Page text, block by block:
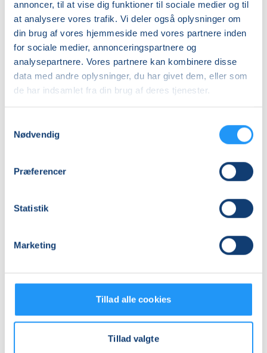
annoncer, til at vise dig funktioner til sociale medier og til
at analysere vores trafik. Vi deler også oplysninger om
din brug af vores hjemmeside med vores partnere inden
for sociale medier, annonceringspartnere og
analysepartnere. Vores partnere kan kombinere disse
data med andre oplysninger, du har givet dem, eller som
de har indsamlet fra din brug af deres tjenester.
Nødvendig
Præferencer
Statistik
Marketing
Tillad alle cookies
Tillad valgte
Varmtvandstræning
på
Tåsinge
Venteliste
Tine Stjernstrøm
på
Tåsinge
Venteliste
Anette Edson Similie
Varmtvandstræning
man. 17.08.2026, 09.30
Svendborg
man. 17.08.2026, 10.30
Svendborg